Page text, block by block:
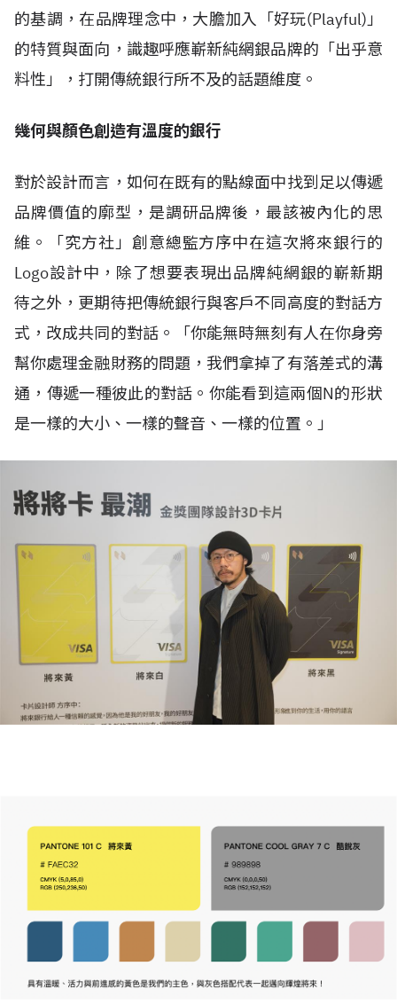
的基調，在品牌理念中，大膽加入「好玩(Playful)」
的特質與面向，識趣呼應嶄新純網銀品牌的「出乎意
料性」，打開傳統銀行所不及的話題維度。
幾何與顏色創造有溫度的銀行
對於設計而言，如何在既有的點線面中找到足以傳遞
品牌價值的廓型，是調研品牌後，最該被內化的思
維。「究方社」創意總監方序中在這次將來銀行的
Logo設計中，除了想要表現出品牌純網銀的嶄新期
待之外，更期待把傳統銀行與客戶不同高度的對話方
式，改成共同的對話。「你能無時無刻有人在你身旁
幫你處理金融財務的問題，我們拿掉了有落差式的溝
通，傳遞一種彼此的對話。你能看到這兩個N的形狀
是一樣的大小、一樣的聲音、一樣的位置。」